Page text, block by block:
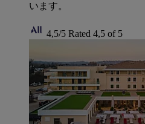
います。
4,5/5 Rated 4,5 of 5